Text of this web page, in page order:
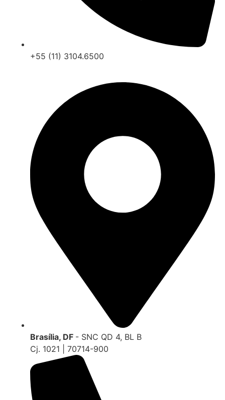
+55 (11) 3104.6500
Brasília, DF - SNC QD 4, BL B
Cj. 1021 | 70714-900